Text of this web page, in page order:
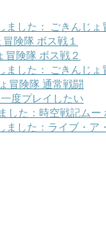
ました： ごきんじょ
険隊 ボス戦１
冒険隊 ボス戦２
ました： ごきんじょ
冒険隊 通常戦闘
度プレイしたい
した：時空戦記ムー
ました：ライブ・ア